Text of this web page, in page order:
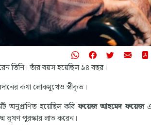
তিনি। তাঁর বয়স হয়েছিল ৯৪ বছর।
কথা লোকমুখেও স্বীকৃত।
অনুপ্রাণিত হয়েছিল কবিফয়েজ আহমেদ ফয়েজ
ভূষণ পুরস্কার লাভ করেন।